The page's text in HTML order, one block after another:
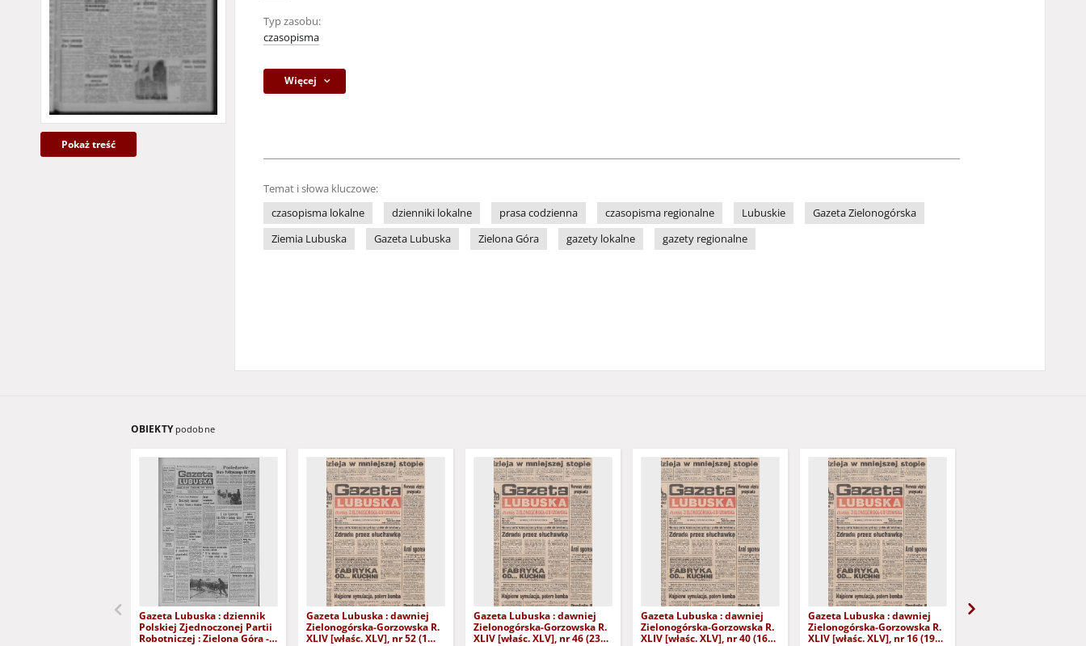
Pokaż treść
Typ zasobu:
czasopisma
Więcej
Temat i słowa kluczowe:
czasopisma lokalne
dzienniki lokalne prasa codzienna czasopisma regionalne Lubuskie
Gazeta Zielonogórska
Ziemia Lubuska
Gazeta Lubuska Zielona Góra gazety lokalne gazety regionalne
OBIEKTY podobne
Gazeta Lubuska : dziennik
Polskiej Zjednoczonej Partii
Robotniczej : Zielona Góra -
Gazeta Lubuska : dawniej
Zielonogórska-Gorzowska R.
XLIV [właśc. XLV], nr 52 (1
Gazeta Lubuska : dawniej
Zielonogórska-Gorzowska R.
XLIV [właśc. XLV], nr 46 (23
Gazeta Lubuska : dawniej
Zielonogórska-Gorzowska R.
XLIV [właśc. XLV], nr 40 (16
Gazeta Lubuska : dawniej
Zielonogórska-Gorzowska R.
XLIV [właśc. XLV], nr 16 (19